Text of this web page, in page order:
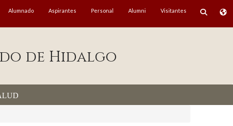
Alumnado Aspirantes Personal Alumni Visitantes
de Hidalgo